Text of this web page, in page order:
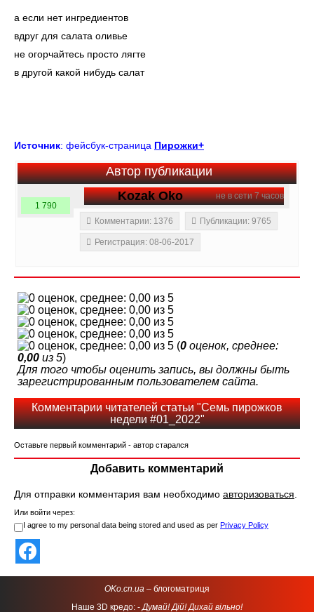
а если нет ингредиентов
вдруг для салата оливье
не огорчайтесь просто лягте
в другой какой нибудь салат
Источник: фейсбук-страница Пирожки+
Автор публикации
не в сети 7 часов
Kozak Oko
1 790
Комментарии: 1376
Публикации: 9765
Регистрация: 08-06-2017
(0 оценок, среднее:
0,00 из 5)
Для того чтобы оценить запись, вы должны быть
зарегистрированным пользователем сайта.
Комментарии читателей статьи "Семь пирожков
недели #01_2022"
Оставьте первый комментарий - автор старался
Добавить комментарий
Для отправки комментария вам необходимо авторизоваться.
Или войти через:
I agree to my personal data being stored and used as per Privacy Policy
OKo.cn.ua – блогоматриця
Наше 3D кредо: -Думай! Дій! Дихай вільно!